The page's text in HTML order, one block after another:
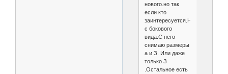
нового.но так
если кто
заинтересуется.Начинаю
с бокового
вида.С него
снимаю размеры
а и З. Или даже
только З
.Остальное есть